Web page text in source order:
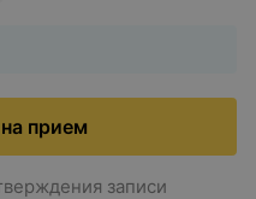
прием
записи